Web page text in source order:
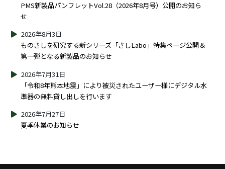
PMS新製品パンフレットVol.28（2026年8月号）公開のお知ら
せ
ものさしを研究する新シリーズ「さしLabo」特集ページ公開＆
第一弾となる新製品のお知らせ
2026年8月3日
「令和8年熊本地震」により被災されたユーザー様にデジタル水
準器の無料貸し出しを行います
2026年7月31日
夏季休業のお知らせ
2026年7月27日